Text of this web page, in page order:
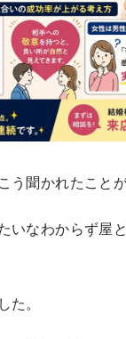
う聞かれたことが
いなわからず屋
た。